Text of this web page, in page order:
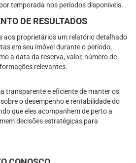
temporada nos períodos disponíveis.
DE RESULTADOS
aos proprietários um relatório detalhado
em seu imóvel durante o período,
a data da reserva, valor, número de
relevantes.
transparente e eficiente de manter os
o desempenho e rentabilidade do
que eles acompanhem de perto a
decisões estratégicas para